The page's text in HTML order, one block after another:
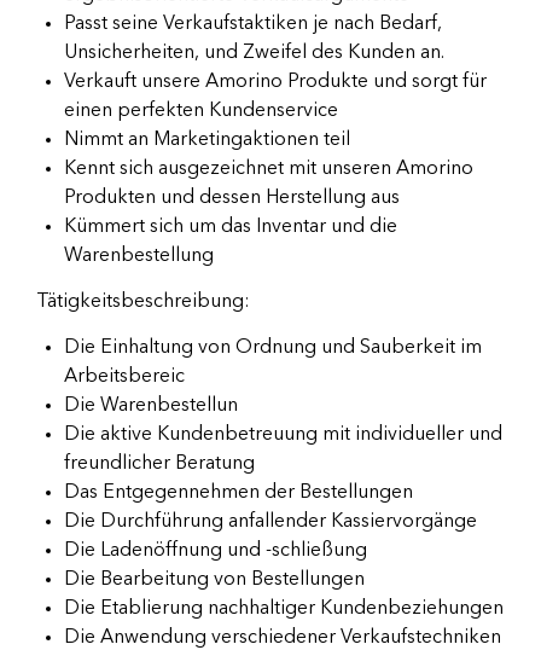
Passt seine Verkaufstaktiken je nach Bedarf,
Unsicherheiten, und Zweifel des Kunden an.
Verkauft unsere Amorino Produkte und sorgt für
einen perfekten Kundenservice
Nimmt an Marketingaktionen teil
Kennt sich ausgezeichnet mit unseren Amorino
Produkten und dessen Herstellung aus
Kümmert sich um das Inventar und die
Warenbestellung
Tätigkeitsbeschreibung:
Die Einhaltung von Ordnung und Sauberkeit im
Arbeitsbereic
Die Warenbestellun
Die aktive Kundenbetreuung mit individueller und
freundlicher Beratung
Das Entgegennehmen der Bestellungen
Die Durchführung anfallender Kassiervorgänge
Die Ladenöffnung und -schließung
Die Bearbeitung von Bestellungen
Die Etablierung nachhaltiger Kundenbeziehungen
Die Anwendung verschiedener Verkaufstechniken